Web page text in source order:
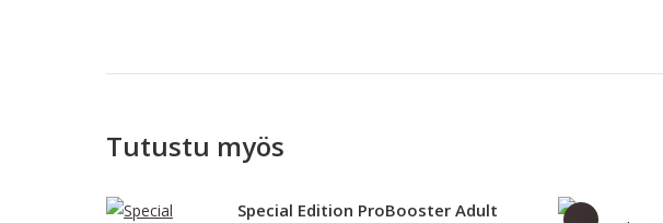
Tutustu myös
Special Edition ProBooster Adult